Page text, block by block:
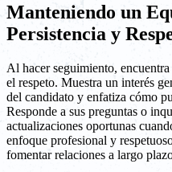
Manteniendo un
Persistencia y
Al hacer seguimiento,
el respeto. Muestra un interés
del candidato y enfatiza cómo
Responde a sus preguntas o
actualizaciones oportunas
enfoque profesional y
fomentar relaciones a largo